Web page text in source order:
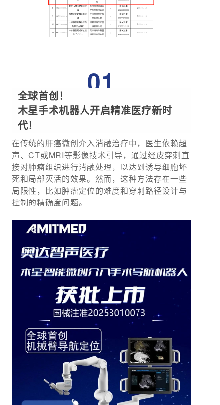
01
全球首创！
木星手术机器人开启精准医疗新时
代！
在传统的肝癌微创介入消融治疗中，医生依赖超
声、CT或MRI等影像技术引导，通过经皮穿刺直
接对肿瘤组织进行消融处理，以达到诱导细胞坏
死和局部灭活的效果。然而，这种方法存在一些
局限性，比如肿瘤定位的难度和穿刺路径设计与
控制的精确度问题。